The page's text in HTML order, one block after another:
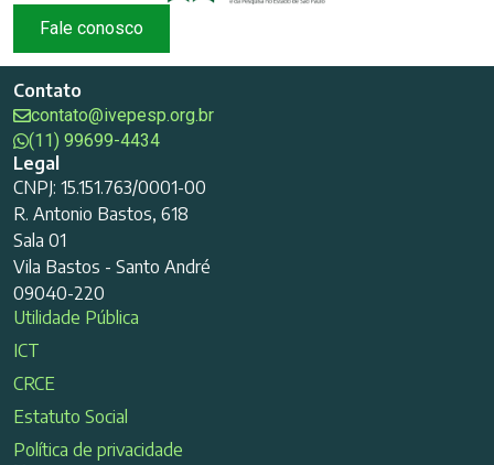
Fale conosco
Contato
contato@ivepesp.org.br
(11) 99699-4434
Legal
CNPJ: 15.151.763/0001-00
R. Antonio Bastos, 618
Sala 01
Vila Bastos - Santo André
09040-220
Utilidade Pública
ICT
CRCE
Estatuto Social
Política de privacidade